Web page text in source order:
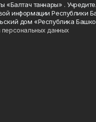
«Балтач таннары» .
информации Республики
дом «Республика
данных